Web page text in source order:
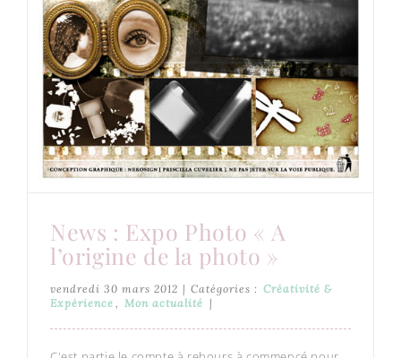
News : Expo Photo « A
l’origine de la photo »
vendredi 30 mars 2012 | Catégories : Créativité &
Expérience
Mon actualité |